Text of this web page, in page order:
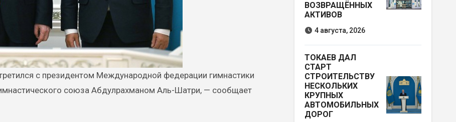
союза Абдулрахманом Аль-Шатри, — сообщает
ВОЗВРАЩЁННЫХ
АКТИВОВ
4 августа, 2026
ТОКАЕВ ДАЛ
СТАРТ
СТРОИТЕЛЬСТВУ
НЕСКОЛЬКИХ
КРУПНЫХ
АВТОМОБИЛЬНЫХ
ДОРОГ